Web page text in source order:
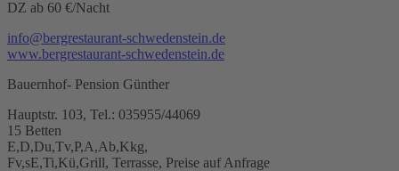
DZ ab 60 €/Nacht
info@bergrestaurant-schwedenstein.de
www.bergrestaurant-schwedenstein.de
Bauernhof- Pension Günther
Hauptstr. 103, Tel.: 035955/44069
15 Betten
E,D,Du,Tv,P,A,Ab,Kkg,
Fv,sE,Ti,Kü,Grill, Terrasse, Preise auf Anfrage